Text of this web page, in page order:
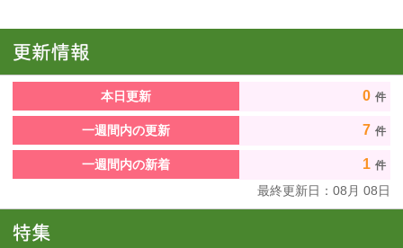
本日更新 0 件
一週間内の更新 7 件
一週間内の新着 1 件
最終更新日： 08 月 08日